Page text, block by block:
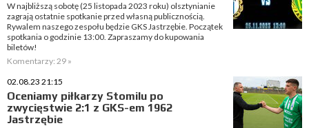
W najbliższą sobotę (25 listopada 2023 roku) olsztynianie
zagrają ostatnie spotkanie przed własną publicznością.
Rywalem naszego zespołu będzie GKS Jastrzębie. Początek
spotkania o godzinie 13:00. Zapraszamy do kupowania
biletów!
Komentarzy: 29 »
02.08.23 21:15
Oceniamy piłkarzy Stomilu po
zwycięstwie 2:1 z GKS-em 1962
Jastrzębie